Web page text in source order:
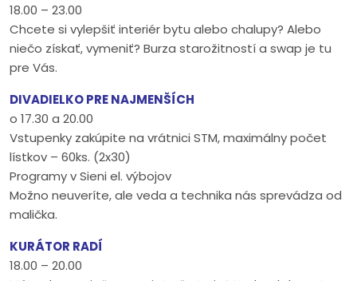
18.00 – 23.00
Chcete si vylepšiť interiér bytu alebo chalupy? Alebo
niečo získať, vymeniť? Burza starožitností a swap je tu
pre Vás.
DIVADIELKO PRE NAJMENŠÍCH
o 17.30 a 20.00
Vstupenky zakúpite na vrátnici STM, maximálny počet
lístkov – 60ks. (2x30)
Programy v Sieni el. výbojov
Možno neuveríte, ale veda a technika nás sprevádza od
malička.
KURÁTOR RADÍ
18.00 – 20.00